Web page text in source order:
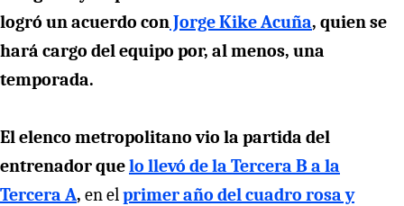
logró un acuerdo conJorge Kike Acuña, quien se
hará cargo del equipo por, al menos, una
temporada.
El elenco metropolitano vio la partida del
entrenador quelo llevó de la Tercera B a la
Tercera A, en elprimer año del cuadro rosa y